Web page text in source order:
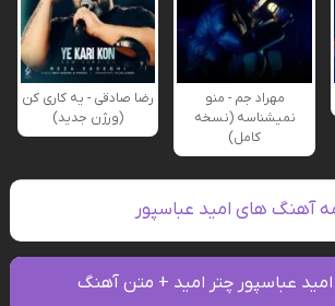
مهراد جم - منو
نمیشناسه (نسخه
کامل)
رضا صادقی - یه کاری کن
(ورژن جدید)
آهنگ های امید عباسپور
امید عباسپور چتر امید + متن آهنگ